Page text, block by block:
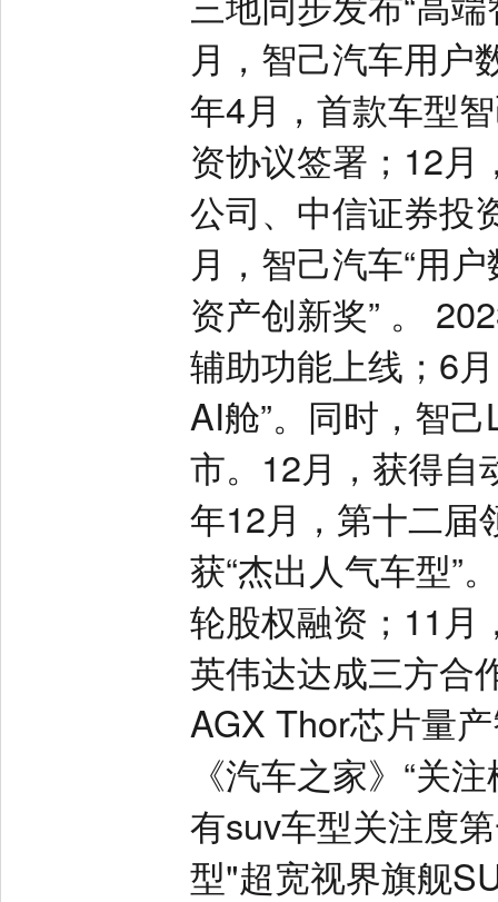
月，智己汽车用户
年4月，首款车型
资协议签署；12月
公司、中信证券投
月，智己汽车“用
资产创新奖” 。
辅助功能上线；6
AI舱”。同时，智
市。12月，获得自
年12月，第十二届
获“杰出人气车型”
轮股权融资；11月
英伟达达成三方合
AGX Thor芯片量
《汽车之家》“关
有suv车型关注度
型"超宽视界旗舰